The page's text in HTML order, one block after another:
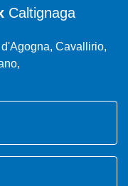
Caltignaga
Cavallirio,